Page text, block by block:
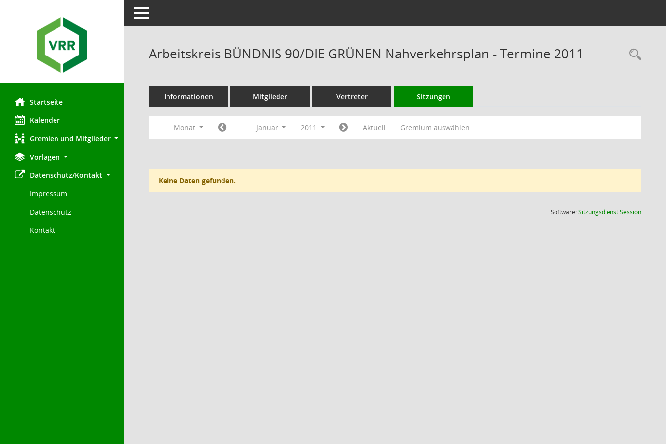
Startseite
Kalender
Gremien und Mitglieder
Vorlagen
Datenschutz/Kontakt
Impressum
Datenschutz
Kontakt
Toggle navigation
Arbeitskreis BÜNDNIS 90/DIE GRÜNEN Nahverkehrsplan - Termine 2011
Informationen Mitglieder Vertreter Sitzungen
Monat Januar 2011 Aktuell Gremium auswählen
Keine Daten gefunden.
Software:SitzungsdienstSession(Wird in